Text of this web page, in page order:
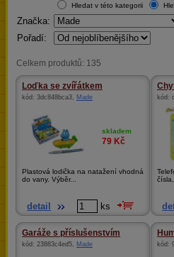
Hledat v této kategorii
Značka:
Pořadí:
Celkem produktů: 135
Loďka se zvířátkem
kód: 3dc848bca3, Made
skladem
79 Kč
Plastová lodička na natažení vhodná
do vany. Výběr...
detail ks
kód:
Garáže s příslušenstvím
kód: 23883c4ed5, Made kód: